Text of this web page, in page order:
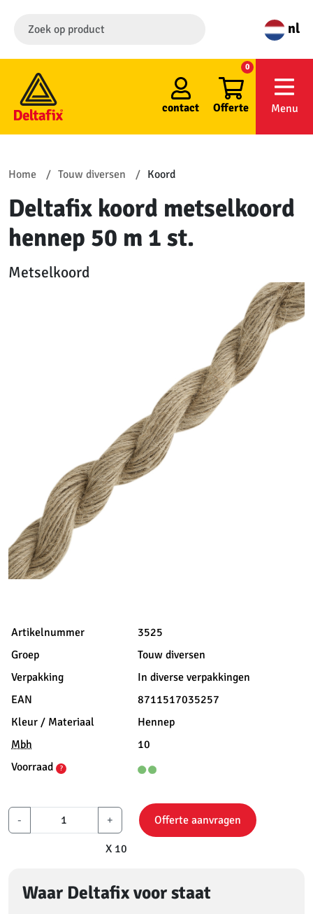
nl
contact Offerte
0
Menu
Home Touw diversen Koord
Deltafix koord metselkoord
hennep 50 m 1 st.
Metselkoord
Artikelnummer
3525
Groep
Touw diversen
Verpakking
In diverse verpakkingen
EAN
8711517035257
Kleur / Materiaal
Hennep
Mbh
10
Voorraad
?
- +
X 10
Offerte aanvragen
Waar Deltafix voor staat